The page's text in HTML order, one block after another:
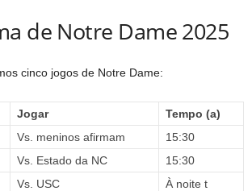
de Notre Dame 2025
cinco jogos de Notre Dame:
Jogar
Tempo (a)
Vs. meninos afirmam
15:30
Vs. Estado da NC
15:30
Vs. USC
À noite t